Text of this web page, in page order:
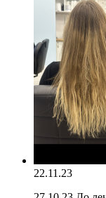
22.11.23